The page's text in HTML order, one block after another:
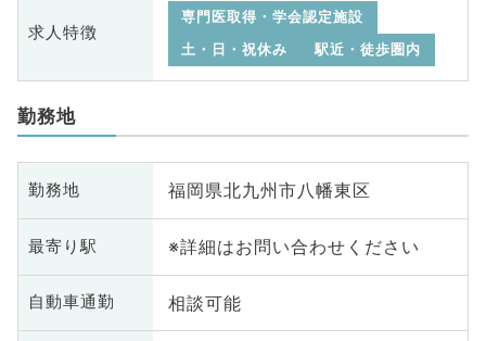
求人特徴
専門医取得・学会認定施設
土・日・祝休み
駅近・徒歩圏内
勤務地
勤務地 福岡県北九州市八幡東区
最寄り駅 ※詳細はお問い合わせください
自動車通勤 相談可能